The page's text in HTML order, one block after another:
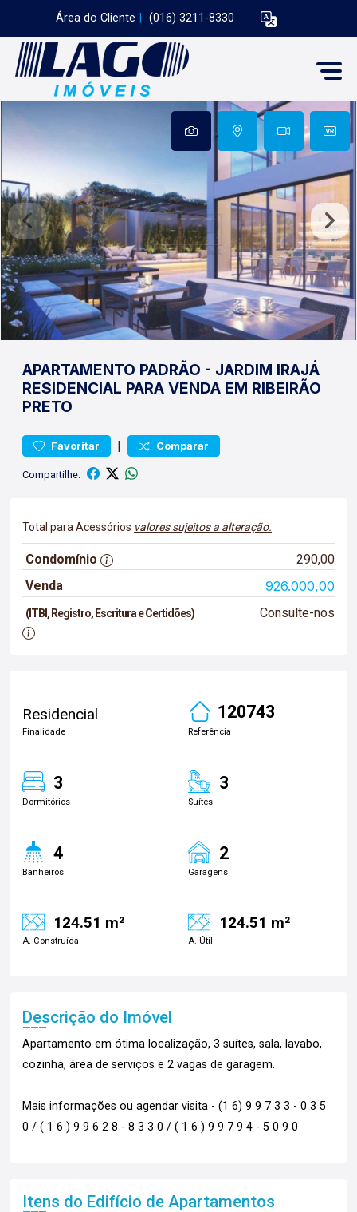
Área do Cliente (016) 3211-8330
APARTAMENTO PADRÃO - JARDIM IRAJÁ
RESIDENCIAL PARA VENDA EM RIBEIRÃO
PRETO
Favoritar | Comparar
Compartilhe:
Total para Acessórios valores sujeitos a alteração.
Condomínio
290,00
Venda
926.000,00
(ITBI, Registro, Escritura e Certidões) Consulte-nos
Residencial
Finalidade
120743
Referência
3
Dormitórios
3
Suítes
4
Banheiros
2
Garagens
124.51 m²
A. Construída
124.51 m²
A. Útil
Descrição do Imóvel
Apartamento em ótima localização, 3 suítes, sala, lavabo,
cozinha, área de serviços e 2 vagas de garagem.
Mais informações ou agendar visita - (1 6) 9 9 7 3 3 - 0 3 5
0 / ( 1 6 ) 9 9 6 2 8 - 8 3 3 0 / ( 1 6 ) 9 9 7 9 4 - 5 0 9 0
Itens do Edifício de Apartamentos